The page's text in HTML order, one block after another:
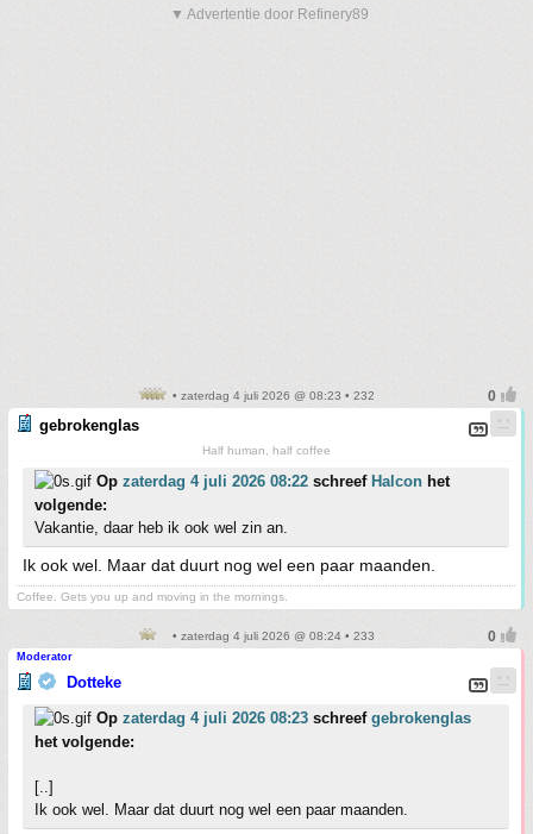
▼ Advertentie door Refinery89
• zaterdag 4 juli 2026 @ 08:23 • 232
gebrokenglas
Half human, half coffee
Op zaterdag 4 juli 2026 08:22 schreef Halcon het
volgende:
Vakantie, daar heb ik ook wel zin an.
Ik ook wel. Maar dat duurt nog wel een paar maanden.
Coffee. Gets you up and moving in the mornings.
• zaterdag 4 juli 2026 @ 08:24 • 233
Moderator
Dotteke
Op zaterdag 4 juli 2026 08:23 schreef gebrokenglas
het volgende:
[..]
Ik ook wel. Maar dat duurt nog wel een paar maanden.